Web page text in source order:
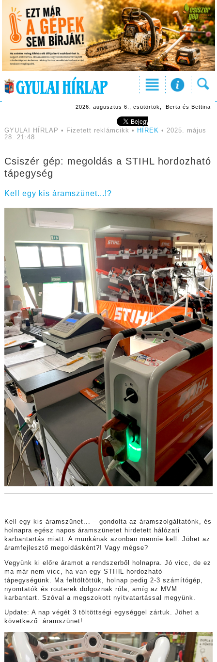
2026. augusztus 6., csütörtök, Berta és Bettina
GYULAI HÍRLAP • Fizetett reklámcikk • HÍREK • 2025. május
28. 21:48
Csiszér gép: megoldás a STIHL hordozható
tápegység
Kell egy kis áramszünet...!?
Kell egy kis áramszünet... – gondolta az áramszolgáltatónk, és
holnapra egész napos áramszünetet hirdetett hálózati
karbantartás miatt. A munkának azonban mennie kell. Jöhet az
áramfejlesztő megoldásként?! Vagy mégse?
Vegyünk ki előre áramot a rendszerből holnapra. Jó vicc, de ez
ma már nem vicc, ha van egy STIHL hordozható
tápegységünk. Ma feltöltöttük, holnap pedig 2-3 számítógép,
nyomtatók és routerek dolgoznak róla, amíg az MVM
karbantart. Szóval a megszokott nyitvatartással megyünk.
Update: A nap végét 3 töltöttségi egységgel zártuk. Jöhet a
következő áramszünet!